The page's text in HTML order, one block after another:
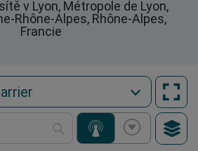
v Lyon, Métropole de Lyon,
Rhône-Alpes, Rhône-Alpes,
Francie